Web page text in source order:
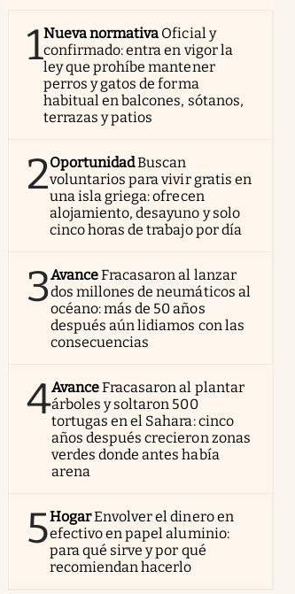
1Nueva normativa Oficial y
confirmado: entra en vigor la
ley que prohíbe mantener
perros y gatos de forma
habitual en balcones, sótanos,
terrazas y patios
2OportunidadBuscan
voluntarios para vivir gratis en
una isla griega: ofrecen
alojamiento, desayuno y solo
cinco horas de trabajo por día
3AvanceFracasaron al lanzar
dos millones de neumáticos al
océano: más de 50 años
después aún lidiamos con las
consecuencias
4AvanceFracasaron al plantar
árboles y soltaron 500
tortugas en el Sahara: cinco
años después crecieron zonas
verdes donde antes había
arena
5HogarEnvolver el dinero en
efectivo en papel aluminio:
para qué sirve y por qué
recomiendan hacerlo